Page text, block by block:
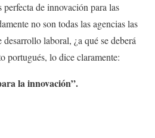
de innovación para las
no son todas las agencias las
desarrollo laboral, ¿a qué se deberá
portugués, lo dice claramente:
la innovación”.